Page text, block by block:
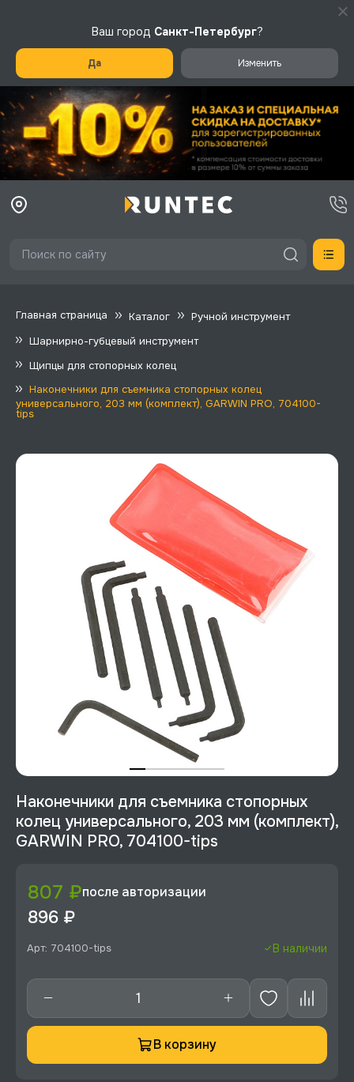
Ваш город Санкт-Петербург?
Да Изменить
Главная страница Каталог
Ручной инструмент
Шарнирно-губцевый инструмент
Щипцы для стопорных колец
Наконечники для съемника стопорных колец
универсального, 203 мм (комплект), GARWIN PRO, 704100-
tips
Наконечники для съемника стопорных
колец универсального, 203 мм (комплект),
GARWIN PRO, 704100-tips
807 ₽после авторизации
896 ₽
Арт: 704100-tips В наличии
В корзину